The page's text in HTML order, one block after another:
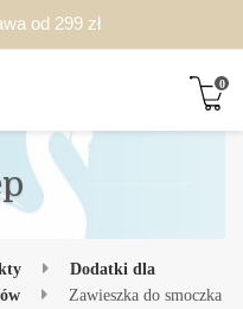
od 299 zł
0
Dodatki dla
Zawieszka do smoczka